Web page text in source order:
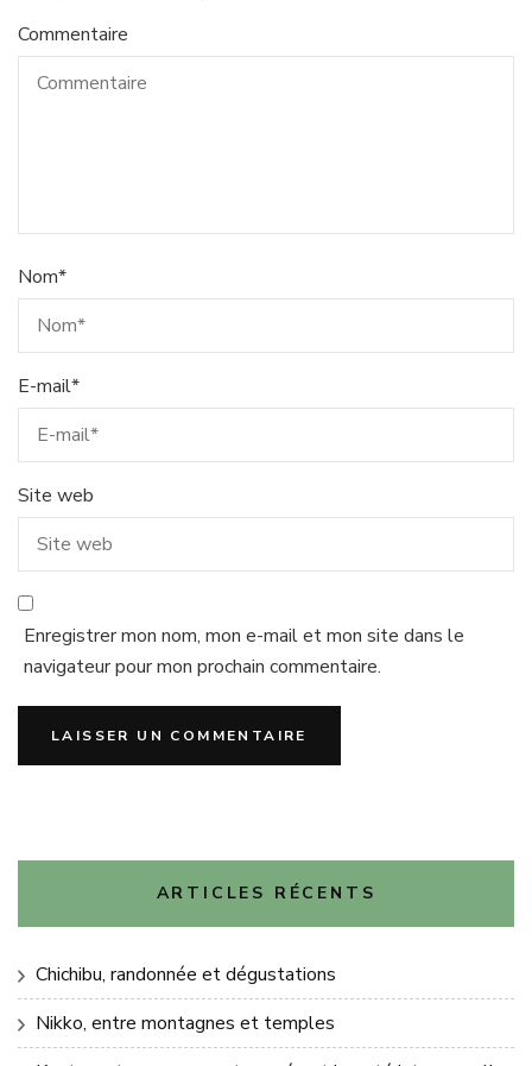
Commentaire
Nom*
E-mail*
Site web
Enregistrer mon nom, mon e-mail et mon site dans le
navigateur pour mon prochain commentaire.
ARTICLES RÉCENTS
Chichibu, randonnée et dégustations
Nikko, entre montagnes et temples